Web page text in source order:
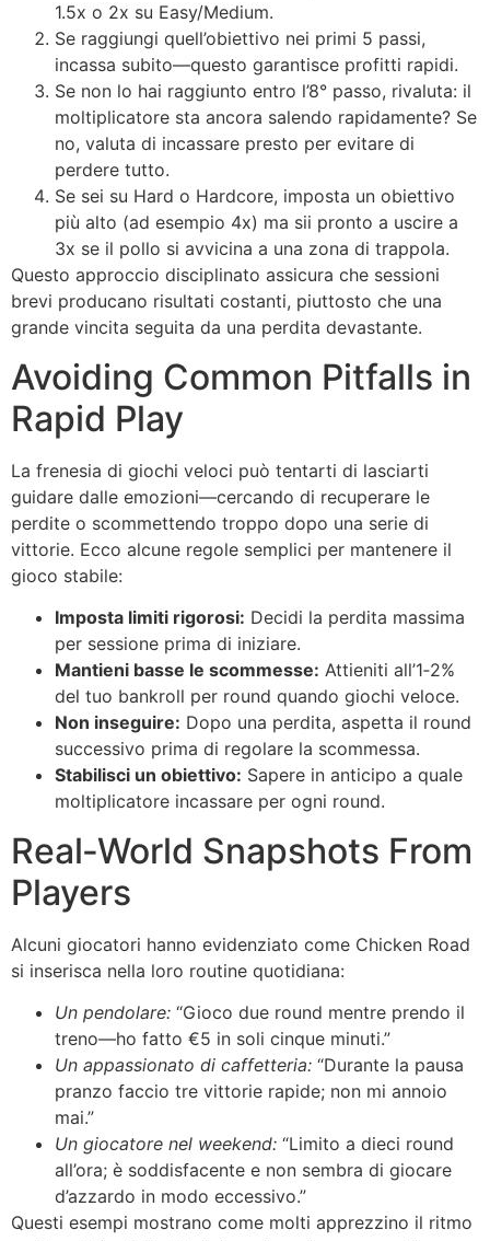
1.5x o 2x su Easy/Medium.
Se raggiungi quell’obiettivo nei primi 5 passi,
incassa subito—questo garantisce profitti rapidi.
Se non lo hai raggiunto entro l’8° passo, rivaluta: il
moltiplicatore sta ancora salendo rapidamente? Se
no, valuta di incassare presto per evitare di
perdere tutto.
Se sei su Hard o Hardcore, imposta un obiettivo
più alto (ad esempio 4x) ma sii pronto a uscire a
3x se il pollo si avvicina a una zona di trappola.
Questo approccio disciplinato assicura che sessioni
brevi producano risultati costanti, piuttosto che una
grande vincita seguita da una perdita devastante.
Avoiding Common Pitfalls in
Rapid Play
La frenesia di giochi veloci può tentarti di lasciarti
guidare dalle emozioni—cercando di recuperare le
perdite o scommettendo troppo dopo una serie di
vittorie. Ecco alcune regole semplici per mantenere il
gioco stabile:
Imposta limiti rigorosi: Decidi la perdita massima
per sessione prima di iniziare.
Mantieni basse le scommesse: Attieniti all’1‑2%
del tuo bankroll per round quando giochi veloce.
Non inseguire: Dopo una perdita, aspetta il round
successivo prima di regolare la scommessa.
Stabilisci un obiettivo: Sapere in anticipo a quale
moltiplicatore incassare per ogni round.
Real‑World Snapshots From
Players
Alcuni giocatori hanno evidenziato come Chicken Road
si inserisca nella loro routine quotidiana:
Un pendolare: “Gioco due round mentre prendo il
treno—ho fatto €5 in soli cinque minuti.”
Un appassionato di caffetteria: “Durante la pausa
pranzo faccio tre vittorie rapide; non mi annoio
mai.”
Un giocatore nel weekend: “Limito a dieci round
all’ora; è soddisfacente e non sembra di giocare
d’azzardo in modo eccessivo.”
Questi esempi mostrano come molti apprezzino il ritmo